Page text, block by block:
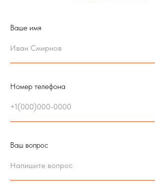
Ваше имя
Номер телефона
Ваш вопрос